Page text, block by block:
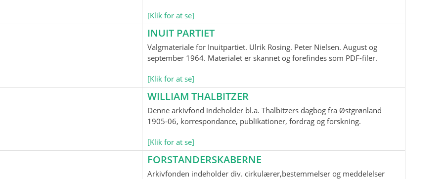
[Klik for at se]
INUIT PARTIET
Valgmateriale for Inuitpartiet. Ulrik Rosing. Peter Nielsen. August og
september 1964. Materialet er skannet og forefindes som PDF-filer.
[Klik for at se]
WILLIAM THALBITZER
Denne arkivfond indeholder bl.a. Thalbitzers dagbog fra Østgrønland
1905-06, korrespondance, publikationer, fordrag og forskning.
[Klik for at se]
FORSTANDERSKABERNE
Arkivfonden indeholder div. cirkulærer,bestemmelser og meddelelser